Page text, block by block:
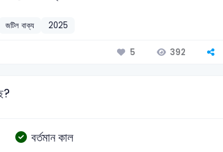
জটিল বাক্য 2025
5 392
বর্তমান কাল